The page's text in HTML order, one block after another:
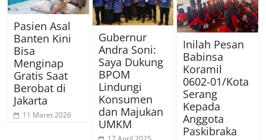
Pasien Asal
Banten Kini
Bisa
Menginap
Gratis Saat
Berobat di
Jakarta
11 Maret 2026
Gubernur
Andra Soni:
Saya Dukung
BPOM
Lindungi
Konsumen
dan Majukan
UMKM
Inilah Pesan
Babinsa
Koramil
0602-01/Kota
Serang
Kepada
Anggota
Paskibraka